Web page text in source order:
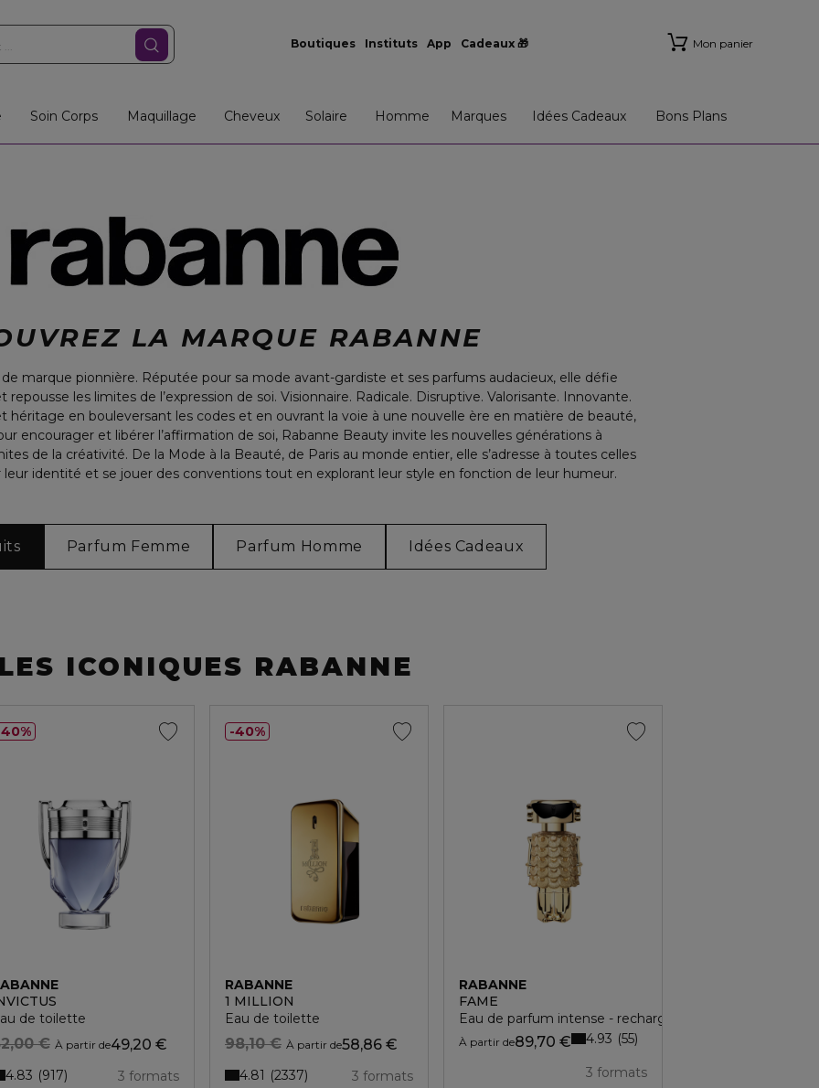
Boutiques Instituts App Cadeaux 🎁 Mon panier
Soin Corps Maquillage Cheveux Solaire Homme Marques Idées Cadeaux Bons Plans
LA MARQUE RABANNE
marque pionnière. Réputée pour sa mode avant-gardiste et ses parfums audacieux, elle défie
les limites de l’expression de soi. Visionnaire. Radicale. Disruptive. Valorisante. Innovante.
héritage en bouleversant les codes et en ouvrant la voie à une nouvelle ère en matière de beauté,
encourager et libérer l’affirmation de soi, Rabanne Beauty invite les nouvelles générations à
de la créativité. De la Mode à la Beauté, de Paris au monde entier, elle s’adresse à toutes celles
identité et se jouer des conventions tout en explorant leur style en fonction de leur humeur.
Parfum Femme Parfum Homme Idées Cadeaux
ICONIQUES RABANNE
de toilette
À partir de49,20 €
€
3 formats
4.83 917
40%
RABANNE
1 MILLION
Eau de toilette
À partir de58,86 €
98,10 €
3 formats
4.81 2337
40%
RABANNE
FAME
Eau de parfum intense - rechargeable
À partir de89,70 €
3 formats
4.93 55